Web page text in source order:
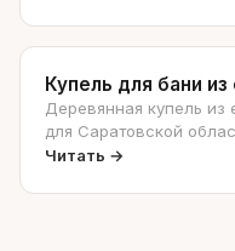
Купель для бани
Деревянная купель из
для Саратовской
Читать →